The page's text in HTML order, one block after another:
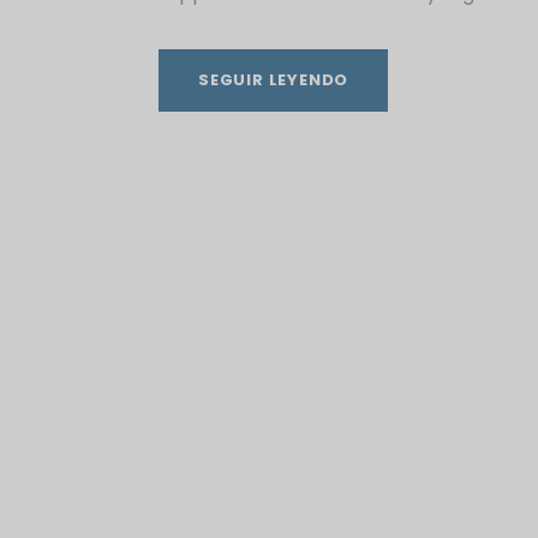
SEGUIR LEYENDO